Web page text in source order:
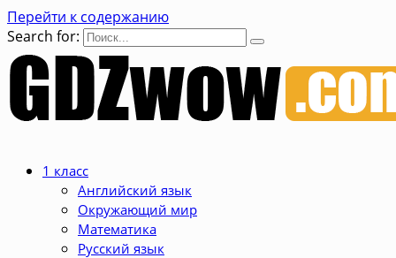
Перейти к содержанию
Search for:
1 класс
Английский язык
Окружающий мир
Математика
Русский язык